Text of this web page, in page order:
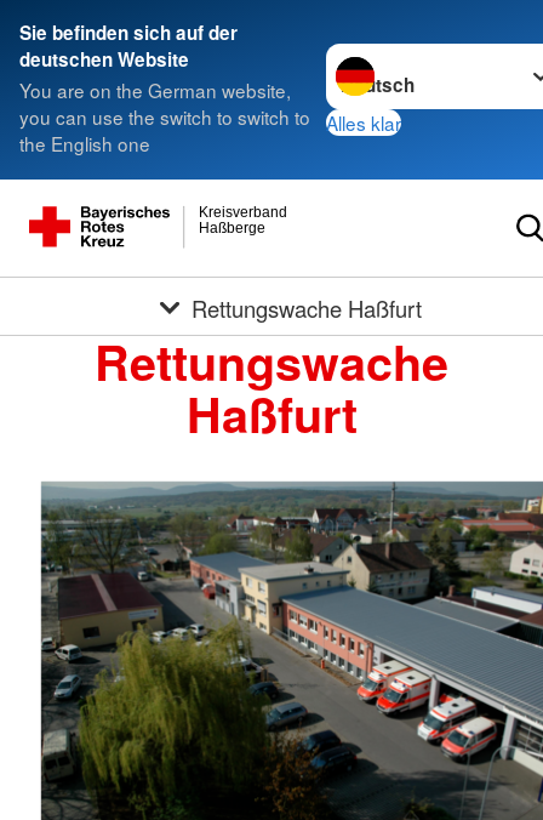
Sie befinden sich auf der
deutschen Website
You are on the German website,
you can use the switch to switch to
the English one
Sprache wechseln zu
Alles klar
Haßberge
Kreisverband
Rettungswache Haßfurt
Rettungswache
Haßfurt